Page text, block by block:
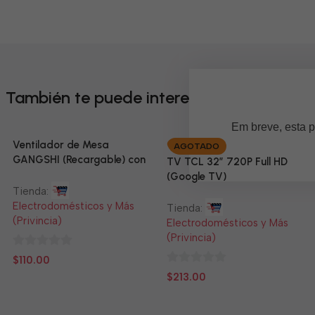
También te puede interesar
Ventilador de Mesa
GANGSHI (Recargable) con
Tienda:
Electrodomésticos y Más
(Privincia)
0
$110.00
AGOTADO
TV TCL 32” 720P Full HD
(Google TV)
Tienda:
Electrodomésticos y Más
(Privincia)
0
$213.00
Em breve, esta